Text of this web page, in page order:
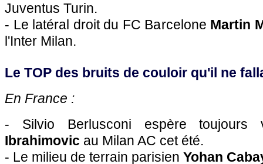
Juventus Turin.
- Le latéral droit du FC Barcelone Martin
l'Inter Milan.
Le TOP des bruits de couloir qu'il ne
En France :
- Silvio Berlusconi espère
Ibrahimovic au Milan AC cet été.
- Le milieu de terrain parisien Yohan